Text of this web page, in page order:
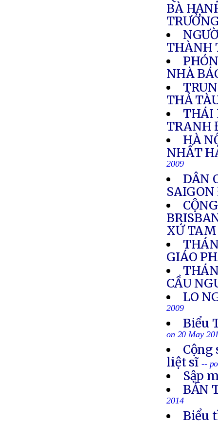
BÀ
THÀNH
NHÀ
THẢ
THÁI
TRANH
HÀ
NHẤT
2009
DÂN
XỨ
GIÁO
CẦU
LO
2009
Biểu
on 20 May
Cộng
liệt sĩ --
Sập
BẢN
2014
Biểu